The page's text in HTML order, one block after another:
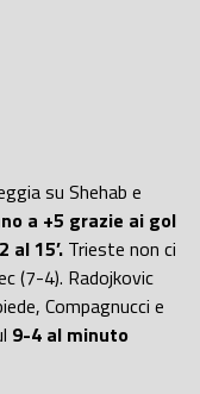
su Shehab e
a +5 grazie ai gol
15’. Trieste non ci
(7-4). Radojkovic
Compagnucci e
9-4 al minuto